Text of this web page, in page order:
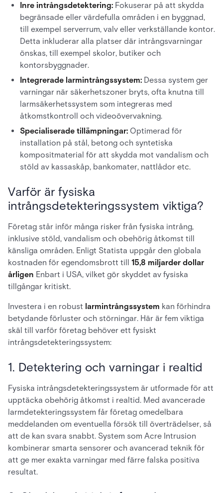
Inre intrångsdetektering: Fokuserar på att skydda
begränsade eller värdefulla områden i en byggnad,
till exempel serverrum, valv eller verkställande kontor.
Detta inkluderar alla platser där intrångsvarningar
önskas, till exempel skolor, butiker och
kontorsbyggnader.
Integrerade larmintrångssystem: Dessa system ger
varningar när säkerhetszoner bryts, ofta knutna till
larmsäkerhetssystem som integreras med
åtkomstkontroll och videoövervakning.
Specialiserade tillämpningar: Optimerad för
installation på stål, betong och syntetiska
kompositmaterial för att skydda mot vandalism och
stöld av kassaskåp, bankomater, nattlådor etc.
Varför är fysiska
intrångsdetekteringssystem viktiga?
Företag står inför många risker från fysiska intrång,
inklusive stöld, vandalism och obehörig åtkomst till
känsliga områden. Enligt Statista uppgår den globala
kostnaden för egendomsbrott till 15,8 miljarder dollar
årligen Enbart i USA, vilket gör skyddet av fysiska
tillgångar kritiskt.
Investera i en robust larmintrångssystem kan förhindra
betydande förluster och störningar. Här är fem viktiga
skäl till varför företag behöver ett fysiskt
intrångsdetekteringssystem:
1. Detektering och varningar i realtid
Fysiska intrångsdetekteringssystem är utformade för att
upptäcka obehörig åtkomst i realtid. Med avancerade
larmdetekteringssystem får företag omedelbara
meddelanden om eventuella försök till överträdelser, så
att de kan svara snabbt. System som Acre Intrusion
kombinerar smarta sensorer och avancerad teknik för
att ge mer exakta varningar med färre falska positiva
resultat.